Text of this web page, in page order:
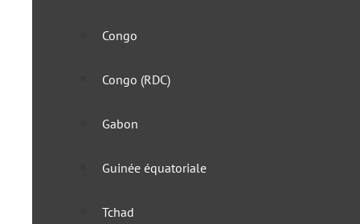
Congo
Congo (RDC)
Gabon
Guinée équatoriale
Tchad